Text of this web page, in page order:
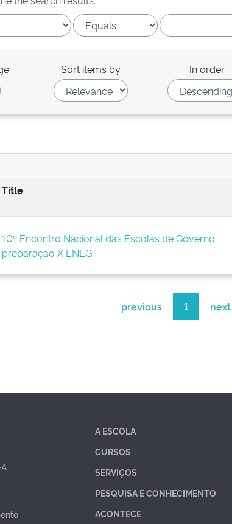
Sort items by In order
Title
10º Encontro Nacional das Escolas de Governo:
preparação X ENEG
previous 1 next
A ESCOLA
CURSOS
SERVIÇOS
PESQUISA E CONHECIMENTO
ACONTECE